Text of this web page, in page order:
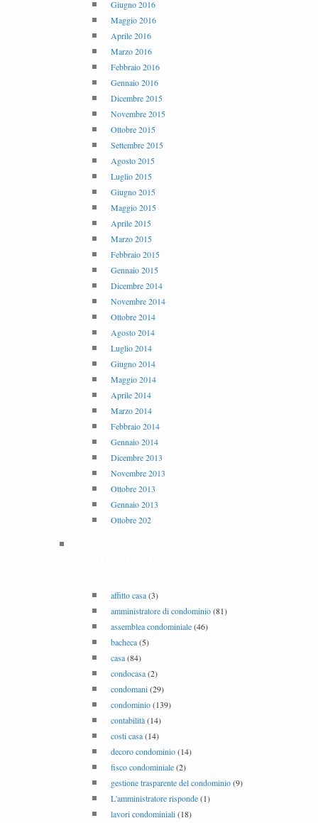
Giugno 2016
Maggio 2016
Aprile 2016
Marzo 2016
Febbraio 2016
Gennaio 2016
Dicembre 2015
Novembre 2015
Ottobre 2015
Settembre 2015
Agosto 2015
Luglio 2015
Giugno 2015
Maggio 2015
Aprile 2015
Marzo 2015
Febbraio 2015
Gennaio 2015
Dicembre 2014
Novembre 2014
Ottobre 2014
Agosto 2014
Luglio 2014
Giugno 2014
Maggio 2014
Aprile 2014
Marzo 2014
Febbraio 2014
Gennaio 2014
Dicembre 2013
Novembre 2013
Ottobre 2013
Gennaio 2013
Ottobre 202
affitto casa(3)
amministratore di condominio(81)
assemblea condominiale(46)
bacheca(5)
casa(84)
condocasa(2)
condomani(29)
condominio(139)
contabilità(14)
costi casa(14)
decoro condominio(14)
fisco condominiale(2)
gestione trasparente del condominio(9)
L'amministratore risponde(1)
lavori condominiali(18)